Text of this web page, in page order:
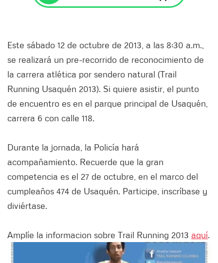
Este sábado 12 de octubre de 2013, a las 8:30 a.m.,
se realizará un pre-recorrido de reconocimiento de
la carrera atlética por sendero natural (Trail
Running Usaquén 2013). Si quiere asistir, el punto
de encuentro es en el parque principal de Usaquén,
carrera 6 con calle 118.
Durante la jornada, la Policía hará
acompañamiento. Recuerde que la gran
competencia es el 27 de octubre, en el marco del
cumpleaños 474 de Usaquén. Participe, inscríbase y
diviértase.
Amplíe la informacion sobre Trail Running 2013 aquí.